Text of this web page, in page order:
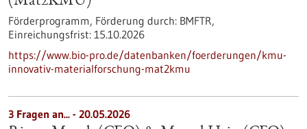
Förderprogramm, Förderung durch: BMFTR,
Einreichungsfrist: 15.10.2026
https://www.bio-pro.de/datenbanken/foerderungen/kmu-
innovativ-materialforschung-mat2kmu
3 Fragen an... - 20.05.2026